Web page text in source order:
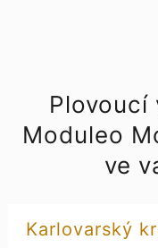
Plovoucí
Moduleo
ve
Karlovarský